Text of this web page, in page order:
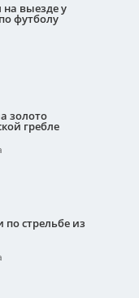
выезде у
футболу
золото
гребле
по стрельбе из